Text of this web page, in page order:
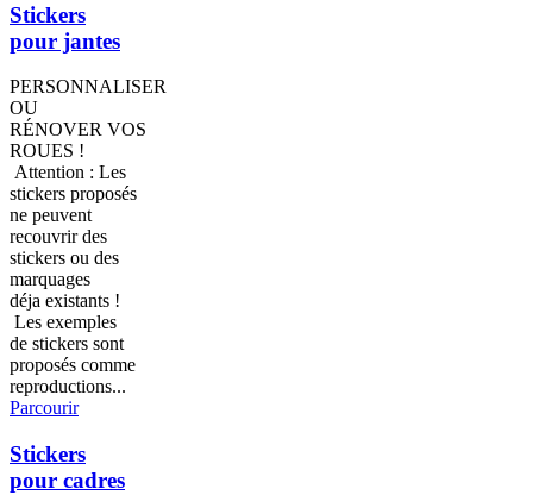
Stickers
pour jantes
PERSONNALISER
OU
RÉNOVER VOS
ROUES !
Attention : Les
stickers proposés
ne peuvent
recouvrir des
stickers ou des
marquages
déja existants !
Les exemples
de stickers sont
proposés comme
reproductions...
Parcourir
Stickers
pour cadres